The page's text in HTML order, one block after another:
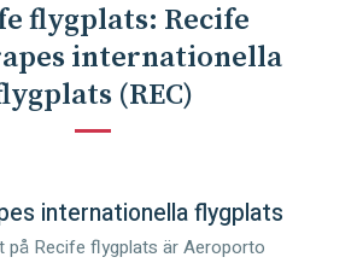
flygplats: Recife
internationella
(REC)
internationella flygplats
på Recife flygplats är Aeroporto